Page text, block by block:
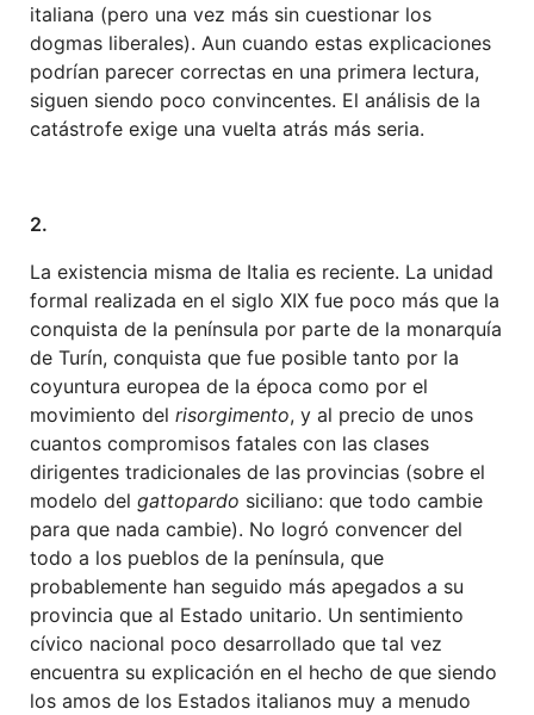
italiana (pero una vez más sin cuestionar los
dogmas liberales). Aun cuando estas explicaciones
podrían parecer correctas en una primera lectura,
siguen siendo poco convincentes. El análisis de la
catástrofe exige una vuelta atrás más seria.
2.
La existencia misma de Italia es reciente. La unidad
formal realizada en el siglo XIX fue poco más que la
conquista de la península por parte de la monarquía
de Turín, conquista que fue posible tanto por la
coyuntura europea de la época como por el
movimiento del risorgimento, y al precio de unos
cuantos compromisos fatales con las clases
dirigentes tradicionales de las provincias (sobre el
modelo del gattopardo siciliano: que todo cambie
para que nada cambie). No logró convencer del
todo a los pueblos de la península, que
probablemente han seguido más apegados a su
provincia que al Estado unitario. Un sentimiento
cívico nacional poco desarrollado que tal vez
encuentra su explicación en el hecho de que siendo
los amos de los Estados italianos muy a menudo